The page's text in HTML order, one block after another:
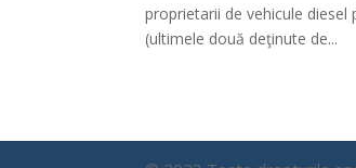
proprietarii de vehicule
(ultimele două deţinute de...